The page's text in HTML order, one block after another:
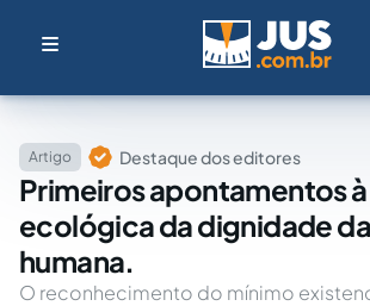
Artigo Destaque dos editores
Primeiros apontamentos
ecológica da dignidade
humana.
O reconhecimento do mínimo